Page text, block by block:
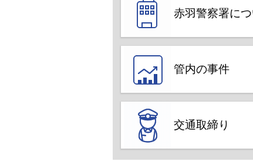
赤羽警察署に
管内の事件
交通取締り